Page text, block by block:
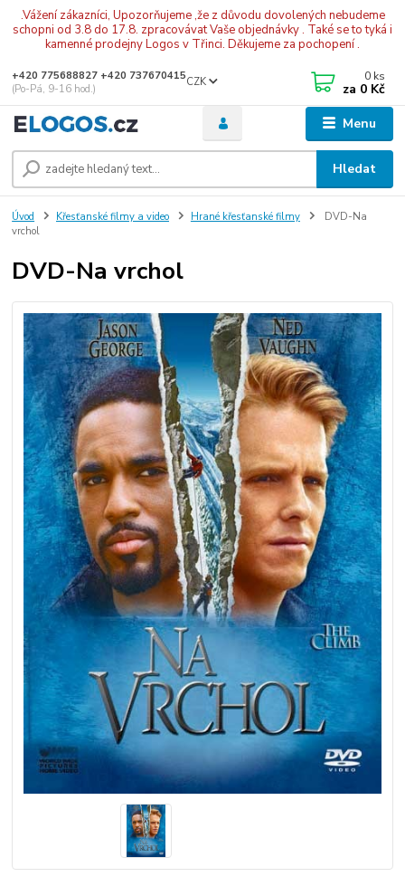
.Vážení zákazníci, Upozorňujeme ,že z důvodu dovolených nebudeme
schopni od 3.8 do 17.8. zpracovávat Vaše objednávky . Také se to tyká i
kamenné prodejny Logos v Třinci. Děkujeme za pochopení .
Menu
CZK
Hledat
+420 775688827 +420 737670415
(Po-Pá, 9-16 hod.)
0 ks
za 0 Kč
Úvod Křesťanské filmy a video Hrané křesťanské filmy
DVD-Na
vrchol
DVD-Na vrchol